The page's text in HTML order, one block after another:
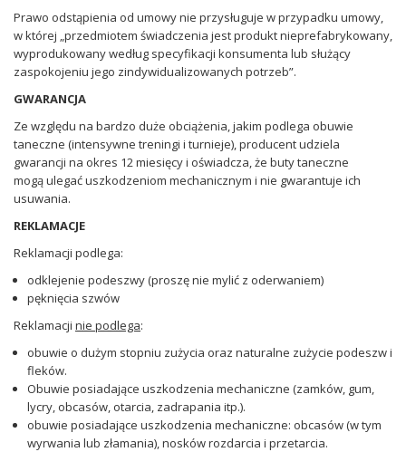
Prawo odstąpienia od umowy nie przysługuje w przypadku umowy,
w której „przedmiotem świadczenia jest produkt nieprefabrykowany,
wyprodukowany według specyfikacji konsumenta lub służący
zaspokojeniu jego zindywidualizowanych potrzeb”.
GWARANCJA
Ze względu na bardzo duże obciążenia, jakim podlega obuwie
taneczne (intensywne treningi i turnieje), producent udziela
gwarancji na okres 12 miesięcy i oświadcza, że buty taneczne
mogą ulegać uszkodzeniom mechanicznym i nie gwarantuje ich
usuwania.
REKLAMACJE
Reklamacji podlega:
odklejenie podeszwy (proszę nie mylić z oderwaniem)
pęknięcia szwów
Reklamacji nie podlega:
obuwie o dużym stopniu zużycia oraz naturalne zużycie podeszw i
fleków.
Obuwie posiadające uszkodzenia mechaniczne (zamków, gum,
lycry, obcasów, otarcia, zadrapania itp.).
obuwie posiadające uszkodzenia mechaniczne: obcasów (w tym
wyrwania lub złamania), nosków rozdarcia i przetarcia.